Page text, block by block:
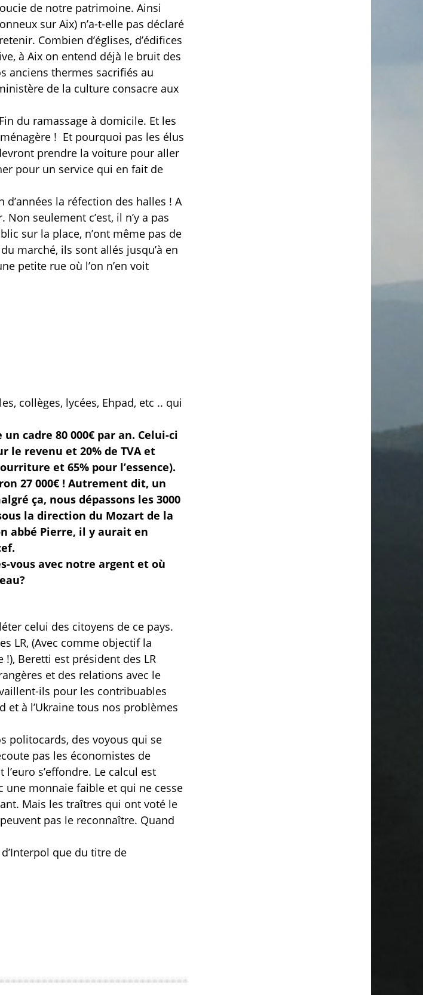
soucie de notre patrimoine. Ainsi
sur Aix) n’a-t-elle pas déclaré
Combien d’églises, d’édifices
à Aix on entend déjà le bruit des
anciens thermes sacrifiés au
de la culture consacre aux
du ramassage à domicile. Et les
! Et pourquoi pas les élus
prendre la voiture pour aller
pour un service qui en fait de
la réfection des halles ! A
seulement c’est, il n’y a pas
sur la place, n’ont même pas de
marché, ils sont allés jusqu’à en
petite rue où l’on n’en voit
collèges, lycées, Ehpad, etc .. qui
cadre 80 000€ par an. Celui-ci
le revenu et 20% de TVA et
et 65% pour l’essence).
27 000€ ! Autrement dit, un
ça, nous dépassons les 3000
la direction du Mozart de la
abbé Pierre, il y aurait en
vous avec notre argent et où
celui des citoyens de ce pays.
LR, (Avec comme objectif la
Beretti est président des LR
et des relations avec le
ils pour les contribuables
et à l’Ukraine tous nos problèmes
politocards, des voyous qui se
pas les économistes de
s’effondre. Le calcul est
monnaie faible et qui ne cesse
Mais les traîtres qui ont voté le
peuvent pas le reconnaître. Quand
que du titre de